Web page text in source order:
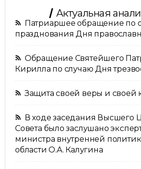
Актуальная
Патриаршее обращение по
празднования Дня
Обращение Святейшего
Кирилла по случаю Дня
Защита своей веры и своей
В ходе заседания Высшего
Совета было заслушано
министра внутренней
области О.А. Калугина